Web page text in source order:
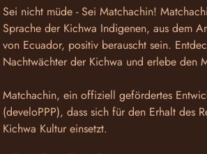
Sei nicht müde - Sei Matchachin!
Sprache der Kichwa Indigenen, aus dem
von Ecuador, positiv berauscht sein.
Nachtwächter der Kichwa und erlebe den
Matchachin, ein offiziell gefördertes
(develoPPP), dass sich für den Erhalt des
Kichwa Kultur einsetzt.